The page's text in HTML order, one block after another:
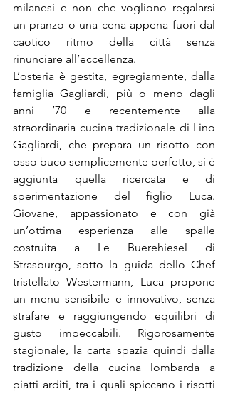
milanesi e non che vogliono regalarsi
un pranzo o una cena appena fuori dal
caotico ritmo della città senza
rinunciare all’eccellenza.
L’osteria è gestita, egregiamente, dalla
famiglia Gagliardi, più o meno dagli
anni ’70 e recentemente alla
straordinaria cucina tradizionale di Lino
Gagliardi, che prepara un risotto con
osso buco semplicemente perfetto, si è
aggiunta quella ricercata e di
sperimentazione del figlio Luca.
Giovane, appassionato e con già
un’ottima esperienza alle spalle
costruita a Le Buerehiesel di
Strasburgo, sotto la guida dello Chef
tristellato Westermann, Luca propone
un menu sensibile e innovativo, senza
strafare e raggiungendo equilibri di
gusto impeccabili. Rigorosamente
stagionale, la carta spazia quindi dalla
tradizione della cucina lombarda a
piatti arditi, tra i quali spiccano i risotti